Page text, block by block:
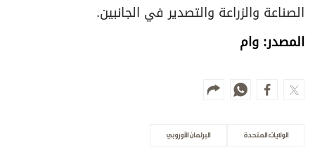
الصناعة والزراعة والتصدير في الجانبين.
المصدر: وام
الولايات المتحدة البرلمان الأوروبي